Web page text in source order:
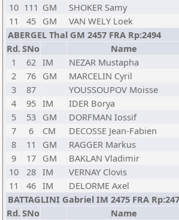
10 111 GM SHOKER Samy
11
45 GM VAN WELY Loek
ABERGEL Thal GM 2457 FRA Rp:2494
Rd.SNo Name
1
62 IM NEZAR Mustapha
2
76 GM MARCELIN Cyril
3
87 YOUSSOUPOV Moisse
4
95 IM IDER Borya
5
53 GM DORFMAN Iossif
7
6 CM DECOSSE Jean-Fabien
8
11 GM RAGGER Markus
9
17 GM BAKLAN Vladimir
10
28 IM VERNAY Clovis
11
46 IM DELORME Axel
BATTAGLINI Gabriel IM 2475 FRA
Rd.SNo Name